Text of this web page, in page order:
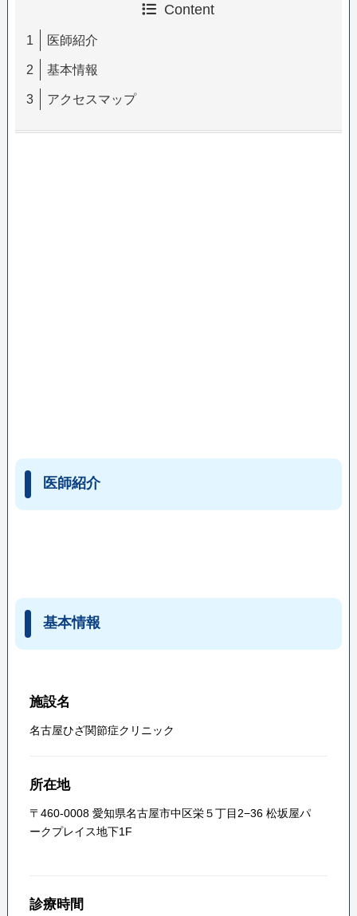
Content
医師紹介
基本情報
アクセスマップ
医師紹介
基本情報
施設名
名古屋ひざ関節症クリニック
所在地
〒460-0008 愛知県名古屋市中区栄５丁目2−36 松坂屋パ
ークプレイス地下1F
診療時間